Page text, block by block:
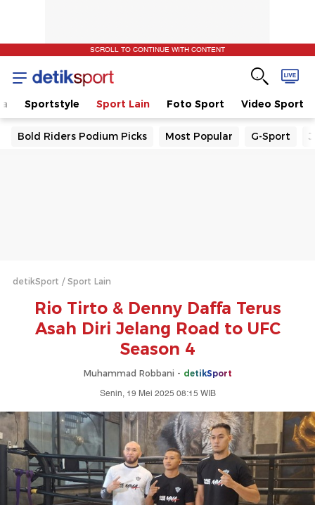
SCROLL TO CONTINUE WITH CONTENT
Sportstyle Sport Lain Foto Sport Video Sport
Bold Riders Podium Picks Most Popular G-Sport
detikSport Sport Lain
Rio Tirto & Denny Daffa Terus
Asah Diri Jelang Road to UFC
Season 4
Muhammad Robbani - detikSport
Senin, 19 Mei 2025 08:15 WIB